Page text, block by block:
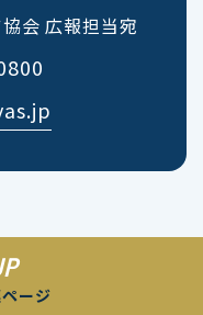
会 広報担当宛
ージ